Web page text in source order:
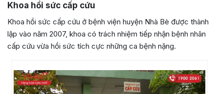
Khoa hồi sức cấp cứu
Khoa hồi sức cấp cứu ở bệnh viện huyện Nhà Bè được thành
lập vào năm 2007, khoa có trách nhiệm tiếp nhận bệnh nhân
cấp cứu vừa hồi sức tích cực những ca bệnh nặng.